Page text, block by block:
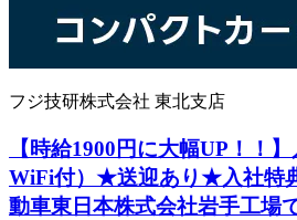
フジ技研株式会社 東北支店
【時給1900円に大幅UP！！
WiFi付）★送迎あり★入社特
動車東日本株式会社岩手工場